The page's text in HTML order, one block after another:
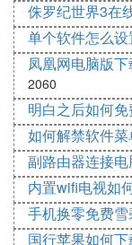
侏罗纪世界3在
单个软件怎么
凤凰网电脑版
2060
明白之后如何
如何解禁软件菜
副路由器连接
内置wifi电视如
手机换零免费雪
国行苹果如何